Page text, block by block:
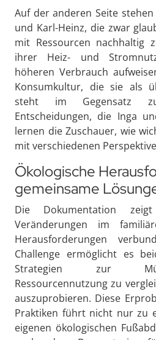
Auf der anderen Seite
und Karl-Heinz, die zwar
mit Ressourcen nachhaltig
ihrer Heiz- und
höheren Verbrauch
Konsumkultur, die sie als
steht im Gegensatz
Entscheidungen, die Inga
lernen die Zuschauer, wie
mit verschiedenen
Ökologische
gemeinsame
Die Dokumentation
Veränderungen im
Herausforderungen
Challenge ermöglicht es
Strategien zur
Ressourcennutzung zu
auszuprobieren. Diese
Praktiken führt nicht nur zu
eigenen ökologischen